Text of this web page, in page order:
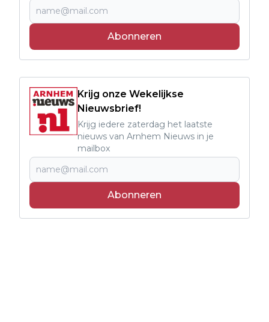
Abonneren
Krijg onze Wekelijkse
Nieuwsbrief!
Krijg iedere zaterdag het laatste
nieuws van Arnhem Nieuws in je
mailbox
Abonneren